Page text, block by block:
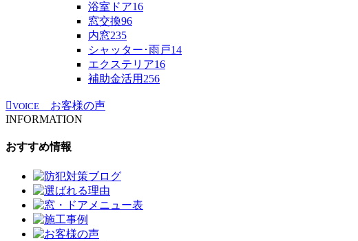
浴室ドア16
窓交換96
内窓235
シャッター･雨戸14
エクステリア16
補助金活用 256
VOICE
お客様の声
INFORMATION
おすすめ情報